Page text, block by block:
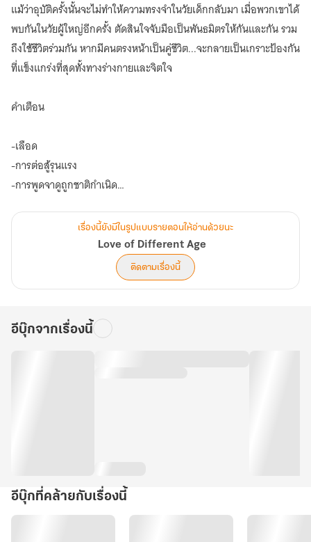
แม้ว่าอุบัติครั้งนั้นจะไม่ทำให้ความทรงจำในวัยเด็กกลับมา เมื่อพวกเขาได้
พบกันในวัยผู้ใหญ่อีกครั้ง ตัดสินใจจับมือเป็นพันธมิตรให้กันและกัน รวม
ถึงใช้ชีวิตร่วมกัน หากมีคนตรงหน้าเป็นคู่ชีวิต...จะกลายเป็นเกราะป้องกัน
ที่แข็งแกร่งที่สุดทั้งทางร่างกายและจิตใจ
คำเตือน
-เลือด
-การต่อสู้รุนแรง
-การพูดจาดูถูกชาติกำเนิด
จำนวนหน้า 656 หน้า
จำนวนคำ 123,824 คำ
เรื่องนี้ยังมีในรูปแบบรายตอนให้อ่านด้วยนะ
Love of Different Age
ติดตามเรื่องนี้
อีบุ๊กจากเรื่องนี้
อีบุ๊กที่คล้ายกับเรื่องนี้